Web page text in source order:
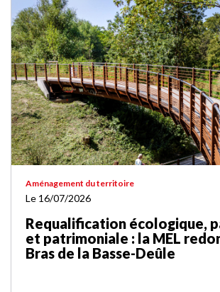
Aménagement du territoire
Le 16/07/2026
Requalification écologique,
et patrimoniale : la MEL
Bras de la Basse-Deûle